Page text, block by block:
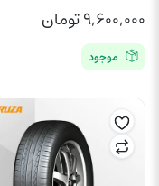
۹,۶۰۰,۰۰۰تومان
موجود